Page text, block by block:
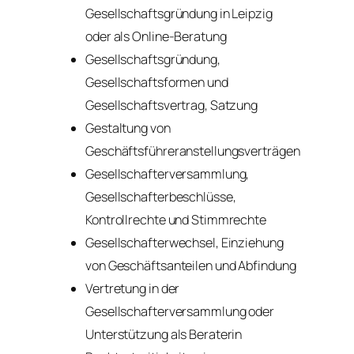
Gesellschaftsgründung in Leipzig
oder als Online-Beratung
Gesellschaftsgründung,
Gesellschaftsformen und
Gesellschaftsvertrag, Satzung
Gestaltung von
Geschäftsführeranstellungsverträgen
Gesellschafterversammlung,
Gesellschafterbeschlüsse,
Kontrollrechte und Stimmrechte
Gesellschafterwechsel, Einziehung
von Geschäftsanteilen und Abfindung
Vertretung in der
Gesellschafterversammlung oder
Unterstützung als Beraterin